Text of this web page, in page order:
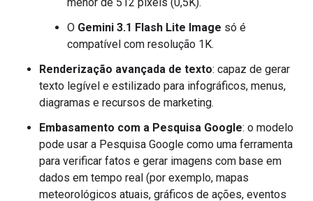
O Gemini 3.1 Flash Lite Image só é
compatível com resolução 1K.
Renderização avançada de texto: capaz de gerar
texto legível e estilizado para infográficos, menus,
diagramas e recursos de marketing.
Embasamento com a Pesquisa Google: o modelo
pode usar a Pesquisa Google como uma ferramenta
para verificar fatos e gerar imagens com base em
dados em tempo real (por exemplo, mapas
meteorológicos atuais, gráficos de ações, eventos